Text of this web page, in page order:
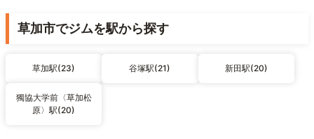
草加市でジムを駅から探す
草加駅(23) 谷塚駅(21) 新田駅(20)
獨協大学前〈草加松
原〉駅(20)